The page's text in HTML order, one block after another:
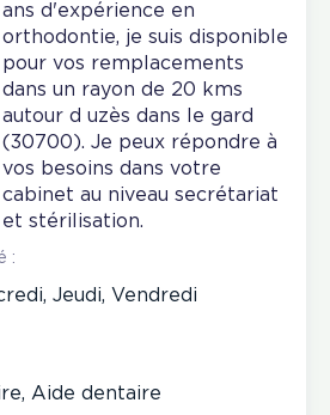
ans d'expérience en
orthodontie, je suis disponible
pour vos remplacements
dans un rayon de 20 kms
autour d uzès dans le gard
(30700). Je peux répondre à
vos besoins dans votre
cabinet au niveau secrétariat
et stérilisation.
:
Jeudi, Vendredi
Aide dentaire